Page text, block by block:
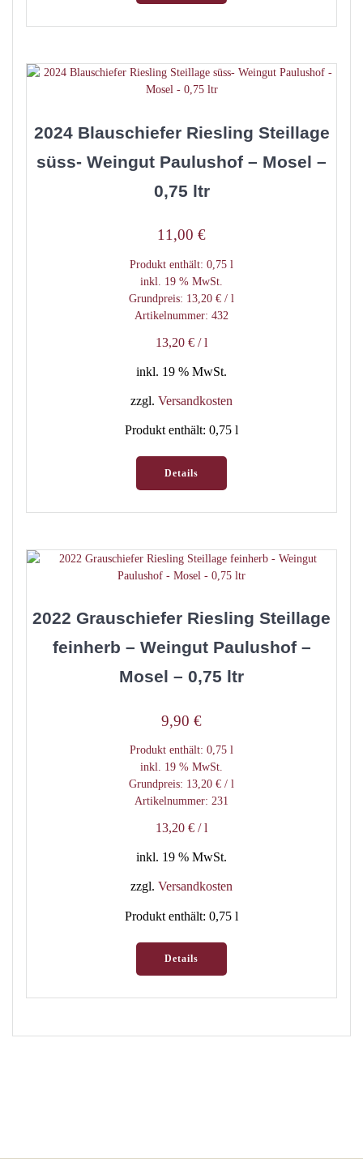
2024 Blauschiefer Riesling Steillage
süss- Weingut Paulushof – Mosel –
0,75 ltr
11,00 €
Produkt enthält: 0,75 l
inkl. 19 % MwSt.
Grundpreis: 13,20 € / l
Artikelnummer: 432
13,20 € /l
inkl. 19 % MwSt.
zzgl. Versandkosten
Produkt enthält: 0,75 l
Details
2022 Grauschiefer Riesling Steillage
feinherb – Weingut Paulushof –
Mosel – 0,75 ltr
9,90 €
Produkt enthält: 0,75 l
inkl. 19 % MwSt.
Grundpreis: 13,20 € / l
Artikelnummer: 231
13,20 € /l
inkl. 19 % MwSt.
zzgl. Versandkosten
Produkt enthält: 0,75 l
Details